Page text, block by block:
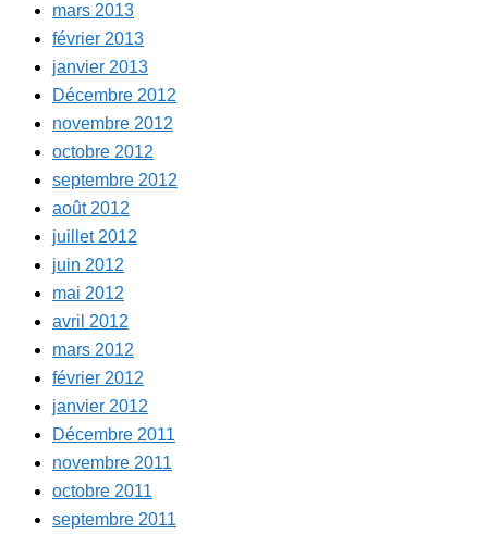
mars 2013
février 2013
janvier 2013
Décembre 2012
novembre 2012
octobre 2012
septembre 2012
août 2012
juillet 2012
juin 2012
mai 2012
avril 2012
mars 2012
février 2012
janvier 2012
Décembre 2011
novembre 2011
octobre 2011
septembre 2011